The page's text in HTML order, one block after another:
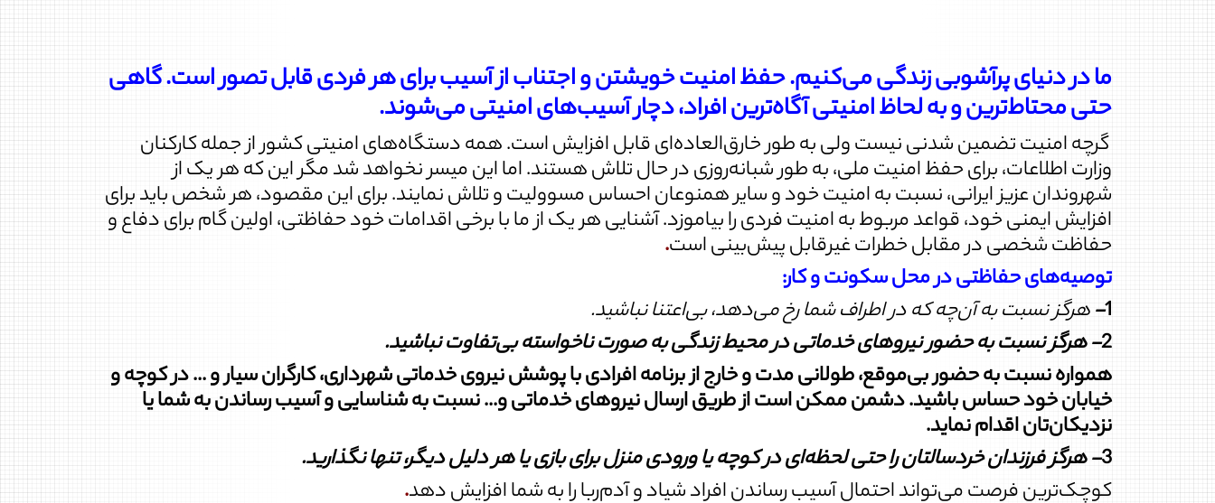
ما در دنیای پرآشوبی زندگی می‌کنیم. حفظ امنیت خویشتن و اجتناب از آسیب برای هر فردی قابل تصور است. گاهی
حتی محتاط‌ترین و به لحاظ امنیتی آگاه‌ترین افراد، دچار آسیب‌های امنیتی می‌شوند.
گرچه امنیت تضمین شدنی نیست ولی به طور خارق‌العاده‌ای قابل افزایش است. همه دستگاه‌های امنیتی کشور از جمله کارکنان
وزارت اطلاعات، برای حفظ امنیت ملی، به طور شبانه‌روزی در حال تلاش هستند. اما این میسر نخواهد شد مگر این که هر یک از
شهروندان عزیز ایرانی، نسبت به امنیت خود و سایر همنوعان احساس مسوولیت و تلاش نمایند. برای این مقصود، هر شخص باید برای
افزایش ایمنی خود، قواعد مربوط به امنیت فردی را بیاموزد. آشنایی هر یک از ما با برخی اقدامات خود حفاظتی، اولین گام برای دفاع و
حفاظت شخصی در مقابل خطرات غیرقابل پیش‌بینی است.
توصیه‌های حفاظتی در محل سکونت و کار:
1
-هرگز نسبت به آن‌چه که در اطراف شما رخ می‌دهد، بی‌اعتنا نباشید.
2
-هرگز نسبت به حضور نیروهای خدماتی در محیط زندگی به‏ صورت ناخواستهبی‌تفاوت نباشید.
همواره نسبت به حضور بی‌موقع، طولانی مدت و خارج از برنامه افرادی با پوشش نیروی خدماتی شهرداری، کارگران سیار و ... در کوچه و
خیابان خود حساس باشید. دشمن ممکن است از طریق ارسال نیروهای خدماتی و‏... نسبت به شناسایی و آسیب رساندن به شما یا
نزدیکان‌تان اقدام نماید.
3
-هرگز فرزندان خردسالتان را حتی لحظه‌ای در کوچه یا ورودی منزل برای بازییا هر دلیل دیگر، تنها نگذارید.
کوچک‌ترین فرصت می‌تواند احتمال آسیب رساندن افراد شیاد و آدم‌ربا را به شما افزایش دهد.